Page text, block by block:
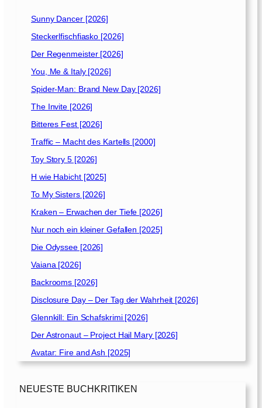
Sunny Dancer [2026]
Steckerlfischfiasko [2026]
Der Regenmeister [2026]
You, Me & Italy [2026]
Spider-Man: Brand New Day [2026]
The Invite [2026]
Bitteres Fest [2026]
Traffic – Macht des Kartells [2000]
Toy Story 5 [2026]
H wie Habicht [2025]
To My Sisters [2026]
Kraken – Erwachen der Tiefe [2026]
Nur noch ein kleiner Gefallen [2025]
Die Odyssee [2026]
Vaiana [2026]
Backrooms [2026]
Disclosure Day – Der Tag der Wahrheit [2026]
Glennkill: Ein Schafskrimi [2026]
Der Astronaut – Project Hail Mary [2026]
Avatar: Fire and Ash [2025]
NEUESTE BUCHKRITIKEN